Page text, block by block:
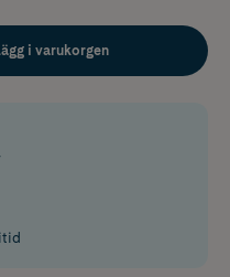
i varukorgen